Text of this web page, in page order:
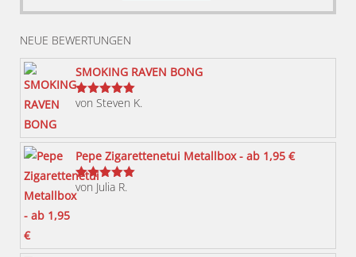
Produkt
können
werden
NEUE BEWERTUNGEN
SMOKING RAVEN BONG
Bewertet
von Steven K.
Pepe Zigarettenetui Metallbox - ab 1,95 €
Bewertet
mit
von Julia R.